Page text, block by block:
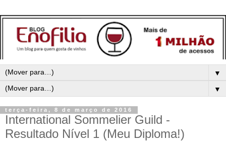
▼
▼
terça-feira, 8 de março de 2016
International Sommelier Guild -
Resultado Nível 1 (Meu Diploma!)